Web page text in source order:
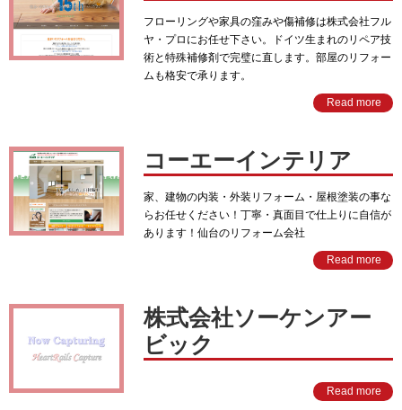
フローリングや家具の窪みや傷補修は株式会社フル
ヤ・プロにお任せ下さい。ドイツ生まれのリペア技
術と特殊補修剤で完璧に直します。部屋のリフォー
ムも格安で承ります。
Read more
コーエーインテリア
家、建物の内装・外装リフォーム・屋根塗装の事な
らお任せください！丁寧・真面目で仕上りに自信が
あります！仙台のリフォーム会社
Read more
株式会社ソーケンアー
ビック
Read more